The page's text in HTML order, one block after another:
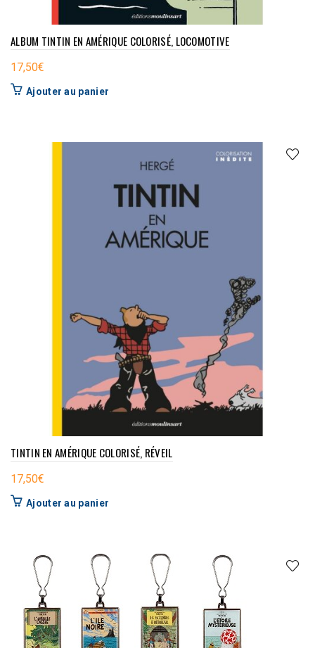
ALBUM TINTIN EN AMÉRIQUE COLORISÉ, LOCOMOTIVE
17,50€
Ajouter au panier
TINTIN EN AMÉRIQUE COLORISÉ, RÉVEIL
17,50€
Ajouter au panier